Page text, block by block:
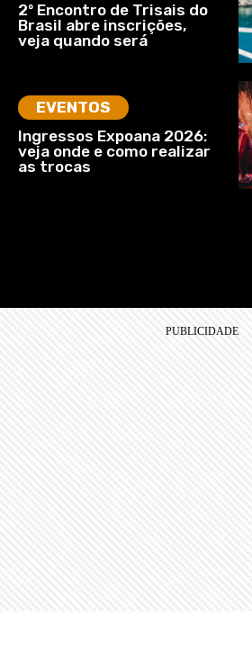
2º Encontro de Trisais do
Brasil abre inscrições,
veja quando será
EVENTOS
Ingressos Expoana 2026:
veja onde e como realizar
as trocas